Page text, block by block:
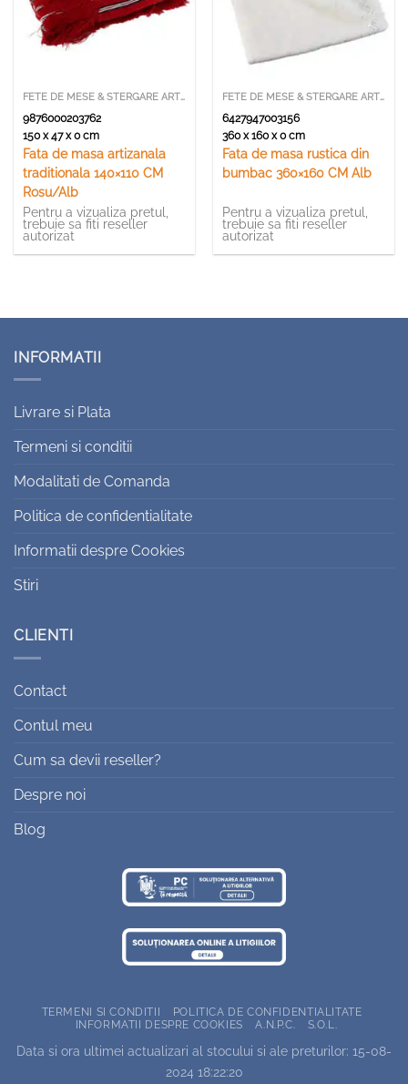
FETE DE MESE & STERGARE ARTIZANALE
9876000203762
150 x 47 x 0 cm
Fata de masa artizanala
traditionala 140×110 CM
Rosu/Alb
Pentru a vizualiza pretul,
trebuie sa fiti reseller
autorizat
FETE DE MESE & STERGARE ARTIZANALE
6427947003156
360 x 160 x 0 cm
Fata de masa rustica din
bumbac 360×160 CM Alb
Pentru a vizualiza pretul,
trebuie sa fiti reseller
autorizat
INFORMATII
Livrare si Plata
Termeni si conditii
Modalitati de Comanda
Politica de confidentialitate
Informatii despre Cookies
Stiri
CLIENTI
Contact
Contul meu
Cum sa devii reseller?
Despre noi
Blog
TERMENI SI CONDITII
POLITICA DE CONFIDENTIALITATE
INFORMATII DESPRE COOKIES
A.N.P.C. S.O.L.
Data si ora ultimei actualizari al stocului si ale preturilor: 15-08-
2024 18:22:20